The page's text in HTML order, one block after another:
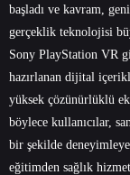
başladı ve kavram,
gerçeklik teknolojisi
Sony PlayStation VR
hazırlanan dijital
yüksek çözünürlüklü
böylece kullanıcılar,
bir şekilde
eğitimden sağlık